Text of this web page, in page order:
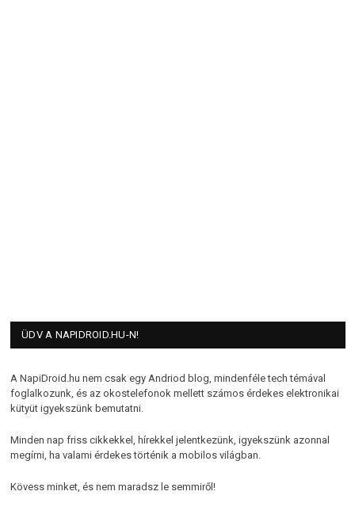
ÜDV A NAPIDROID.HU-N!
A NapiDroid.hu nem csak egy Andriod blog, mindenféle tech témával
foglalkozunk, és az okostelefonok mellett számos érdekes elektronikai
kütyüt igyekszünk bemutatni.
Minden nap friss cikkekkel, hírekkel jelentkezünk, igyekszünk azonnal
megírni, ha valami érdekes történik a mobilos világban.
Kövess minket, és nem maradsz le semmiről!